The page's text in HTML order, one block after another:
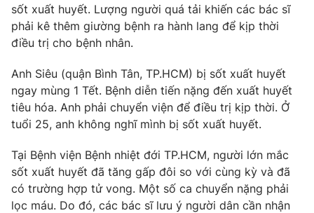
Phim VTV
Hậu trường
Khán giả
Giải sao mai
Giải trí
Điện ảnh
Âm nhạc
Sao
Du lịch
Làm đẹp
Giáo dục
Tuyển sinh
Học trực tuyến
Hitech Công nghệ tương lai
Sản phẩm
Giao lưu trực tuyến
sốt xuất huyết. Lượng người quá tải khiến các bác sĩ
phải kê thêm giường bệnh ra hành lang để kịp thời
điều trị cho bệnh nhân.
Anh Siêu (quận Bình Tân, TP.HCM) bị sốt xuất huyết
ngay mùng 1 Tết. Bệnh diễn tiến nặng đến xuất huyết
tiêu hóa. Anh phải chuyển viện để điều trị kịp thời. Ở
tuổi 25, anh không nghĩ mình bị sốt xuất huyết.
Tại Bệnh viện Bệnh nhiệt đới TP.HCM, người lớn mắc
sốt xuất huyết đã tăng gấp đôi so với cùng kỳ và đã
có trường hợp tử vong. Một số ca chuyển nặng phải
lọc máu. Do đó, các bác sĩ lưu ý người dân cần nhận